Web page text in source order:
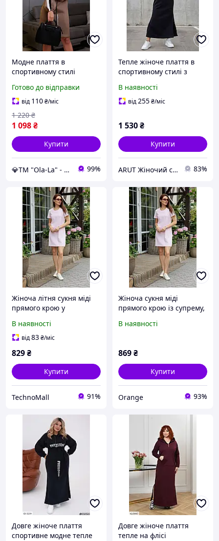
Модне плаття в
спортивному стилі
розміру кавове
Готово до відправки
від 110₴/міс
1 098₴
1 220 ₴
Купити
💎TM "Ola-La" - якісний одяг від виробника 💎 99%
Тепле жіноче плаття в
спортивному стилі з
В наявності
від255₴/міс
1 530₴
Купити
ARUT Жіночий стильний одяг від українського виробника 83%
Жіноча літня сукня міді
прямого крою у
жіноча сукня супрем
легка, жіноча сукня
дихаюча
В наявності
від83₴/міс
829₴
Купити
TechnoMall 91%
Жіноча сукня міді
прямого крою із супрему,
спортивному стилі з
В наявності
869₴
Купити
Orange 93%
Довге жіноче плаття
спортивне модне тепле
Довге жіноче плаття
тепле на флісі